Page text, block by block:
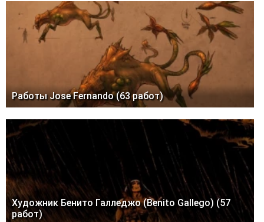
Работы Jose Fernando (63 работ)
Художник Бенито Галледжо (Benito Gallego) (57
работ)